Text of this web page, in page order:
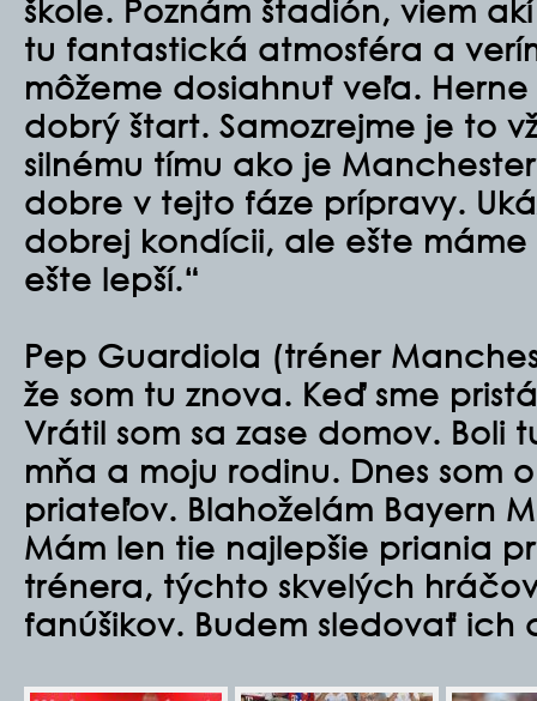
škole. Poznám štadión, viem
tu fantastická atmosféra a
môžeme dosiahnuť veľa.
dobrý štart. Samozrejme je to
silnému tímu ako je
dobre v tejto fáze prípravy.
dobrej kondícii, ale ešte máme
ešte lepší.“
Pep Guardiola (tréner
že som tu znova. Keď sme
Vrátil som sa zase domov. Boli
mňa a moju rodinu. Dnes som
priateľov. Blahoželám Bayern
Mám len tie najlepšie priania
trénera, týchto skvelých
fanúšikov. Budem sledovať ich